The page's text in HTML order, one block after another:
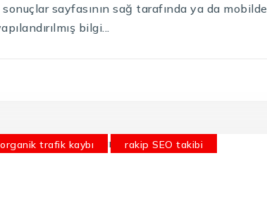
sayfasının sağ tarafında ya da mobilde
bilgi...
organik trafik kaybı
rakip SEO takibi